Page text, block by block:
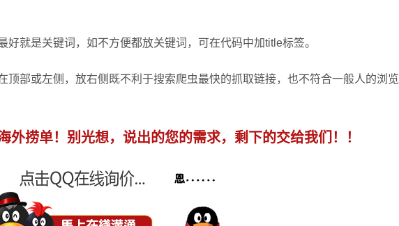
好就是关键词，如不方便都放关键词，可在代码中加title标签。
顶部或左侧，放右侧既不利于搜索爬虫最快的抓取链接，也不符合一般人的浏览
外捞单！别光想，说出的您的需求，剩下的交给我们！！